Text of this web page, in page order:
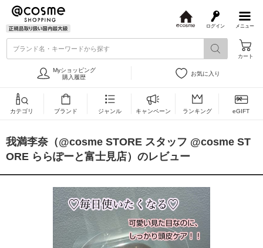
メニュー
ログイン
s
ブランド名・キーワードから探す
カート
Myショッピング
購入履歴
お気に入り
カテゴリ ブランド ジャンル キャンペーン ランキング eGIFT
我満李奈（@cosme STORE スタッフ @cosme ST
ORE ららぽーと富士見店）のレビュー